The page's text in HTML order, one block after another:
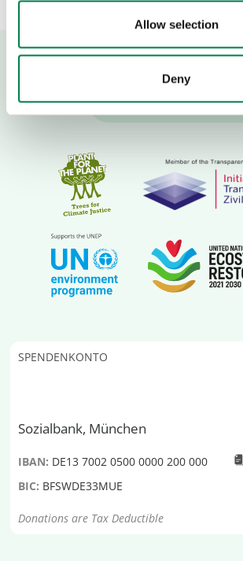
Allow selection
Deny
SPENDENKONTO
Sozialbank, München
IBAN: DE13 7002 0500 0000 200 000
BIC: BFSWDE33MUE
Donations are Tax Deductible